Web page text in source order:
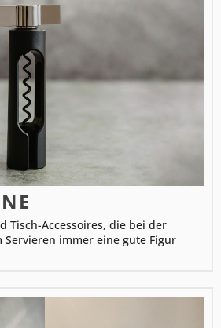
Tisch-Accessoires, die bei der
immer eine gute Figur